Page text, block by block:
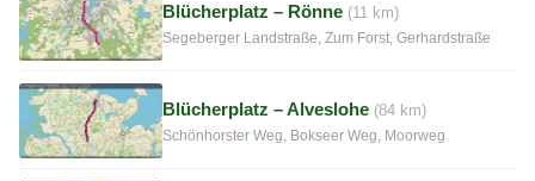
Blücherplatz – Rönne (11 km)
Segeberger Landstraße, Zum Forst, Gerhardstraße
Blücherplatz – Alveslohe (84 km)
Schönhorster Weg, Bokseer Weg, Moorweg